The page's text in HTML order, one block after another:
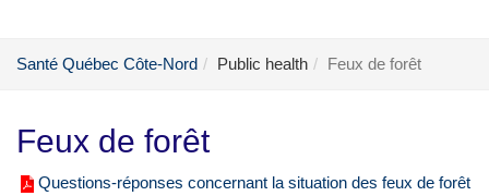
Santé Québec Côte-Nord Public health Feux de forêt
Feux de forêt
Questions-réponses concernant la situation des feux de forêt